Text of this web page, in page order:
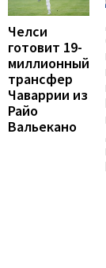
Челси
готовит 19-
миллионный
трансфер
Чаваррии из
Райо
Вальекано